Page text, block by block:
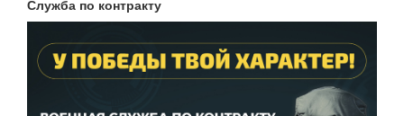
Служба по контракту